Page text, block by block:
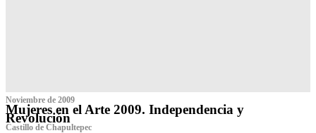
Noviembre de 2009
Mujeres en el Arte 2009. Independencia y
Revolución
Castillo de Chapultepec